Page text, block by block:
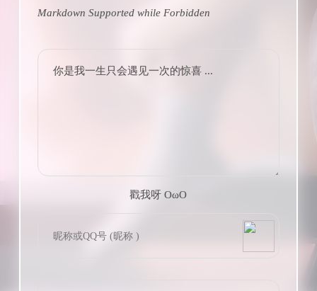
Markdown Supported while Forbidden
你是我一生只会遇见一次的惊喜 ...
戳我呀 OωO
Tieba